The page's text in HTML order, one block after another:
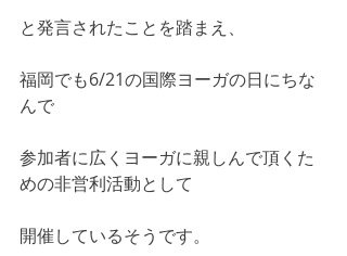
と発言されたことを踏まえ、
福岡でも6/21の国際ヨーガの日にちな
んで
参加者に広くヨーガに親しんで頂くた
めの非営利活動として
開催しているそうです。